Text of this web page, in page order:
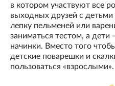
в котором участвуют все
выходных друзей с детьми
лепку пельменей или
заниматься тестом, а
начинки. Вместо того
детские поварешки и
пользоваться «взрослыми».